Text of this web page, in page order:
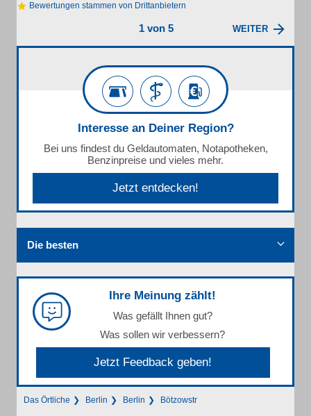
Bewertungen stammen von Drittanbietern
1 von 5 WEITER
Interesse an Deiner Region?
Bei uns findest du Geldautomaten, Notapotheken,
Benzinpreise und vieles mehr.
Jetzt entdecken!
Die besten
Ihre Meinung zählt!
Was gefällt Ihnen gut?
Was sollen wir verbessern?
Jetzt Feedback geben!
Das Örtliche Berlin Berlin Bötzowstr